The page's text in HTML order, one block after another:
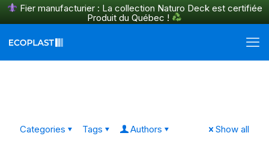
Fier manufacturier : La collection Naturo Deck est certifiée
Produit du Québec !
Categories Tags Authors Show all